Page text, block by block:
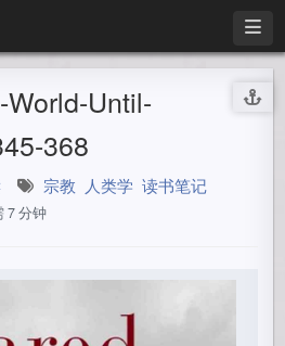
Until-
368
宗教 人类学 读书笔记
7 分钟